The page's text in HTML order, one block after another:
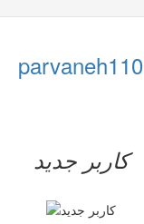
parvaneh110
کاربر جدید